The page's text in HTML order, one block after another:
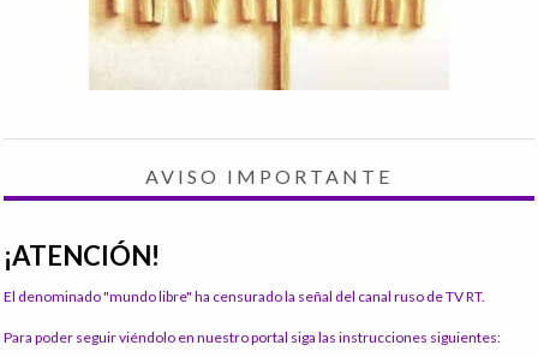
AVISO IMPORTANTE
¡ATENCIÓN!
El denominado "mundo libre" ha censurado la señal del canal ruso de TV RT.
Para poder seguir viéndolo en nuestro portal siga las instrucciones siguientes: